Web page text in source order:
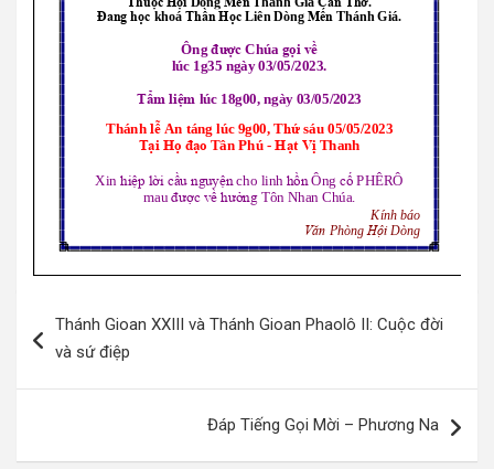
hướng
Thánh Gioan XXIII và Thánh Gioan Phaolô II: Cuộc đời
và sứ điệp
Đáp Tiếng Gọi Mời – Phương Na